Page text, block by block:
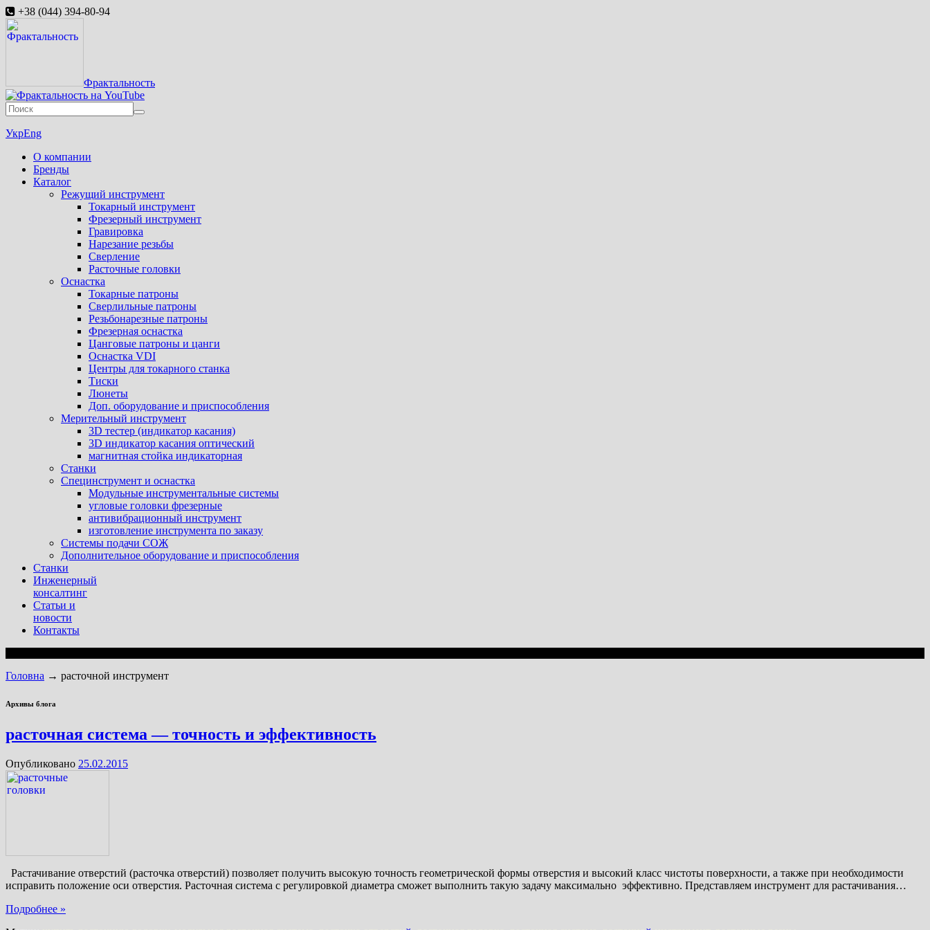
+38 (044) 394-80-94
Фрактальность
УкрEng
О компании
Бренды
Каталог
Режущий инструмент
Токарный инструмент
Фрезерный инструмент
Гравировка
Нарезание резьбы
Сверление
Расточные головки
Оснастка
Токарные патроны
Сверлильные патроны
Резьбонарезные патроны
Фрезерная оснастка
Цанговые патроны и цанги
Оснастка VDI
Центры для токарного станка
Тиски
Люнеты
Доп. оборудование и приспособления
Мерительный инструмент
3D тестер (индикатор касания)
3D индикатор касания оптический
магнитная стойка индикаторная
Станки
Специнструмент и оснастка
Модульные инструментальные системы
угловые головки фрезерные
антивибрационный инструмент
изготовление инструмента по заказу
Системы подачи СОЖ
Дополнительное оборудование и приспособления
Станки
Инженерный
консалтинг
Статьи и
новости
Контакты
Головна → расточной инструмент
Архивы блога
расточная система — точность и эффективность
Опубликовано 25.02.2015
Растачивание отверстий (расточка отверстий) позволяет получить высокую точность геометрической формы отверстия и высокий класс чистоты поверхности, а также при необходимости
исправить положение оси отверстия. Расточная система с регулировкой диаметра сможет выполнить такую задачу максимально эффективно. Представляем инструмент для растачивания…
Подробнее »